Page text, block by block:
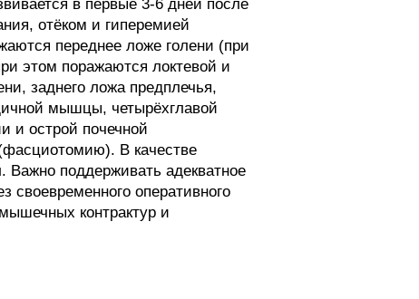
в первые 3-6 дней после
отёком и гиперемией
переднее ложе голени (при
этом поражаются локтевой и
заднего ложа предплечья,
мышцы, четырёхглавой
и острой почечной
В качестве
Важно поддерживать адекватное
своевременного оперативного
контрактур и